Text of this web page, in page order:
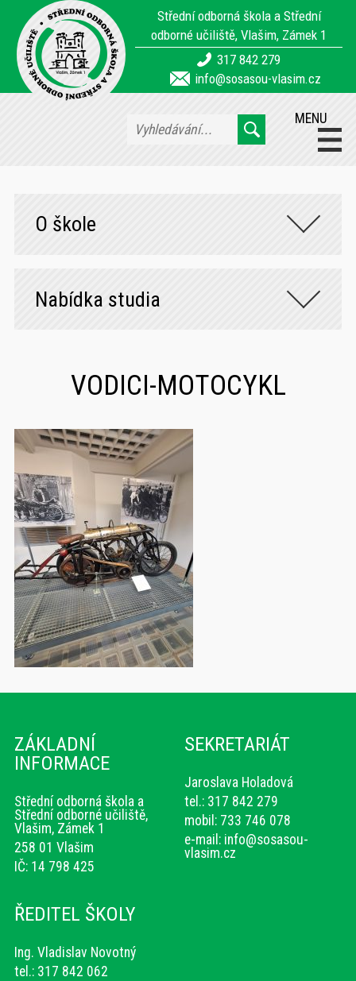
Střední odborná škola a Střední
odborné učiliště, Vlašim, Zámek 1
317 842 279
info@sosasou-vlasim.cz
MENU
O škole
Nabídka studia
VODICI-MOTOCYKL
ZÁKLADNÍ
INFORMACE
Střední odborná škola a
Střední odborné učiliště,
Vlašim, Zámek 1
258 01 Vlašim
IČ: 14 798 425
SEKRETARIÁT
Jaroslava Holadová
tel.: 317 842 279
mobil: 733 746 078
e-mail: info@sosasou-
vlasim.cz
ŘEDITEL ŠKOLY
Ing. Vladislav Novotný
tel.: 317 842 062